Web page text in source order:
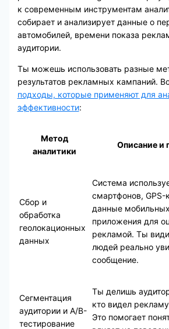
к современным инструментам
собирает и анализирует данные о
автомобилей, времени показа
аудитории.
Ты можешь использовать разные
результатов рекламных кампаний.
подходы, которые применяют для
эффективности:
Метод
аналитики
Описание и
Сбор и
обработка
геолокационных
данных
Система
смартфонов, GPS-
данные
приложения для
рекламой. Ты
людей реально
сообщение.
Сегментация
аудитории и A/B-
тестирование
Ты делишь
кто видел
Это помогает